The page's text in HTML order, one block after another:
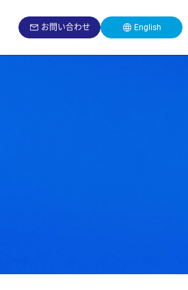
お問い合わせ English